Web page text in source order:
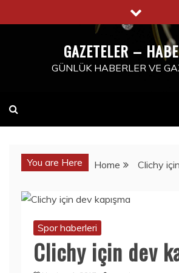
to
GAZETELER –
GÜNLÜK HABERLER VE
You are Here Home Clichy
Spor haberleri
Clichy için dev